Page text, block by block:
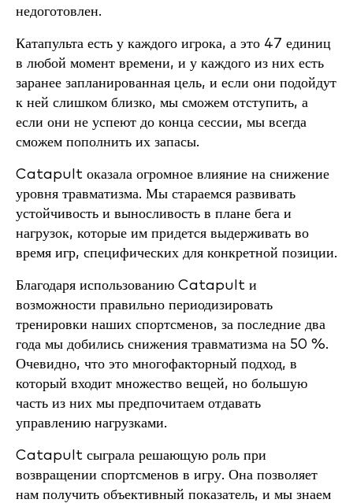
недоготовлен.
Катапульта есть у каждого игрока, а это 47 единиц
в любой момент времени, и у каждого из них есть
заранее запланированная цель, и если они подойдут
к ней слишком близко, мы сможем отступить, а
если они не успеют до конца сессии, мы всегда
сможем пополнить их запасы.
Catapult оказала огромное влияние на снижение
уровня травматизма. Мы стараемся развивать
устойчивость и выносливость в плане бега и
нагрузок, которые им придется выдерживать во
время игр, специфических для конкретной позиции.
Благодаря использованию Catapult и
возможности правильно периодизировать
тренировки наших спортсменов, за последние два
года мы добились снижения травматизма на 50 %.
Очевидно, что это многофакторный подход, в
который входит множество вещей, но большую
часть из них мы предпочитаем отдавать
управлению нагрузками.
Catapult сыграла решающую роль при
возвращении спортсменов в игру. Она позволяет
нам получить объективный показатель, и мы знаем